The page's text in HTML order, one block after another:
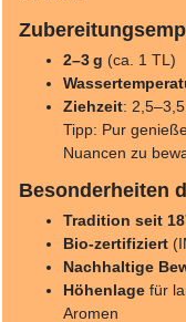
2–3 g (ca. 1 TL)
Ziehzeit:
Tipp: Pur
Nuancen zu
Besonderheiten
Tradition seit
Bio-zertifiziert
Nachhaltige
Höhenlage für
Aromen